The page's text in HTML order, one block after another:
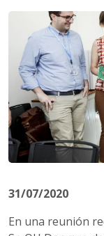
31/07/2020
En una reunión